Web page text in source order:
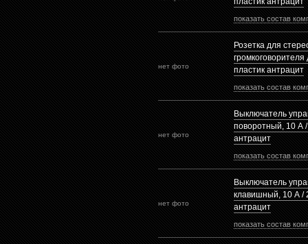
показать состав
нет фото
Розетка для
громкоговорителя
пластик антрацит
показать состав
нет фото
Выключатель
поворотный, 10 А
антрацит
показать состав
нет фото
Выключатель
клавишный, 10 А /
антрацит
показать состав